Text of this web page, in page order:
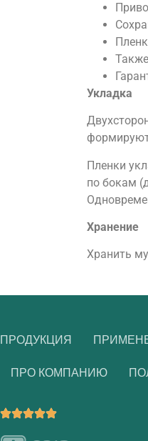
Укладка
Пленки
по бокам
Хранение
Хранить
ПРОДУКЦИЯ
ПРО КОМПАНИЮ